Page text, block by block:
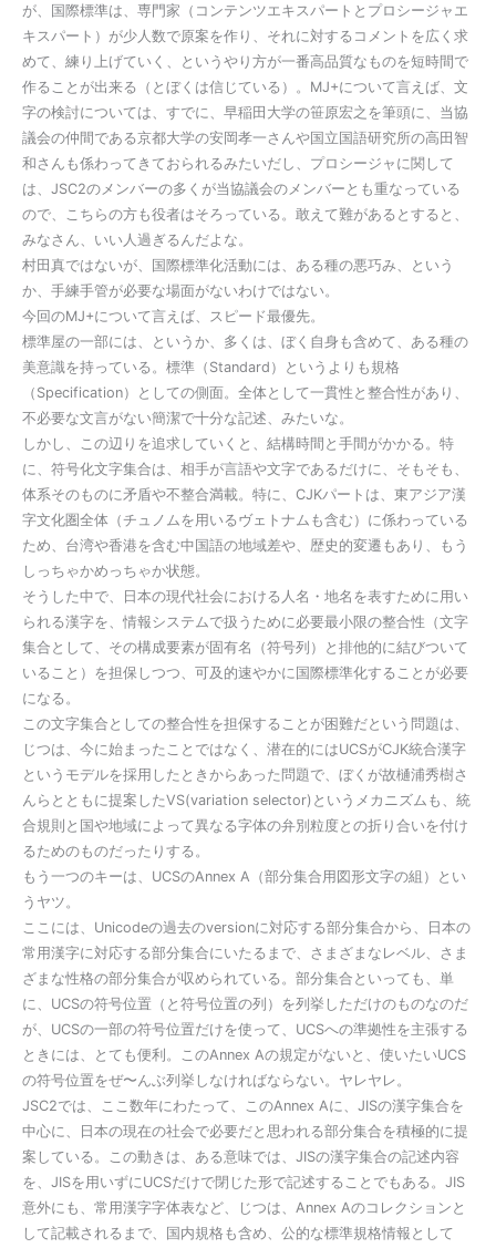
が、国際標準は、専門家（コンテンツエキスパートとプロシージャエ
キスパート）が少人数で原案を作り、それに対するコメントを広く求
めて、練り上げていく、というやり方が一番高品質なものを短時間で
作ることが出来る（とぼくは信じている）。MJ+について言えば、文
字の検討については、すでに、早稲田大学の笹原宏之を筆頭に、当協
議会の仲間である京都大学の安岡孝一さんや国立国語研究所の高田智
和さんも係わってきておられるみたいだし、プロシージャに関して
は、JSC2のメンバーの多くが当協議会のメンバーとも重なっている
ので、こちらの方も役者はそろっている。敢えて難があるとすると、
みなさん、いい人過ぎるんだよな。
村田真ではないが、国際標準化活動には、ある種の悪巧み、という
か、手練手管が必要な場面がないわけではない。
今回のMJ+について言えば、スピード最優先。
標準屋の一部には、というか、多くは、ぼく自身も含めて、ある種の
美意識を持っている。標準（Standard）というよりも規格
（Specification）としての側面。全体として一貫性と整合性があり、
不必要な文言がない簡潔で十分な記述、みたいな。
しかし、この辺りを追求していくと、結構時間と手間がかかる。特
に、符号化文字集合は、相手が言語や文字であるだけに、そもそも、
体系そのものに矛盾や不整合満載。特に、CJKパートは、東アジア漢
字文化圏全体（チュノムを用いるヴェトナムも含む）に係わっている
ため、台湾や香港を含む中国語の地域差や、歴史的変遷もあり、もう
しっちゃかめっちゃか状態。
そうした中で、日本の現代社会における人名・地名を表すために用い
られる漢字を、情報システムで扱うために必要最小限の整合性（文字
集合として、その構成要素が固有名（符号列）と排他的に結びついて
いること）を担保しつつ、可及的速やかに国際標準化することが必要
になる。
この文字集合としての整合性を担保することが困難だという問題は、
じつは、今に始まったことではなく、潜在的にはUCSがCJK統合漢字
というモデルを採用したときからあった問題で、ぼくが故樋浦秀樹さ
んらとともに提案したVS(variation selector)というメカニズムも、統
合規則と国や地域によって異なる字体の弁別粒度との折り合いを付け
るためのものだったりする。
もう一つのキーは、UCSのAnnex A（部分集合用図形文字の組）とい
うヤツ。
ここには、Unicodeの過去のversionに対応する部分集合から、日本の
常用漢字に対応する部分集合にいたるまで、さまざまなレベル、さま
ざまな性格の部分集合が収められている。部分集合といっても、単
に、UCSの符号位置（と符号位置の列）を列挙しただけのものなのだ
が、UCSの一部の符号位置だけを使って、UCSへの準拠性を主張する
ときには、とても便利。このAnnex Aの規定がないと、使いたいUCS
の符号位置をぜ〜んぶ列挙しなければならない。ヤレヤレ。
JSC2では、ここ数年にわたって、このAnnex Aに、JISの漢字集合を
中心に、日本の現在の社会で必要だと思われる部分集合を積極的に提
案している。この動きは、ある意味では、JISの漢字集合の記述内容
を、JISを用いずにUCSだけで閉じた形で記述することでもある。JIS
意外にも、常用漢字字体表など、じつは、Annex Aのコレクションと
して記載されるまで、国内規格も含め、公的な標準規格情報として